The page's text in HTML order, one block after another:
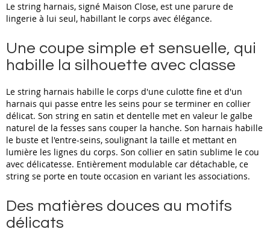
Le string harnais, signé Maison Close, est une parure de
lingerie à lui seul, habillant le corps avec élégance.
Une coupe simple et sensuelle, qui
habille la silhouette avec classe
Le string harnais habille le corps d'une culotte fine et d'un
harnais qui passe entre les seins pour se terminer en collier
délicat. Son string en satin et dentelle met en valeur le galbe
naturel de la fesses sans couper la hanche. Son harnais habille
le buste et l'entre-seins, soulignant la taille et mettant en
lumière les lignes du corps. Son collier en satin sublime le cou
avec délicatesse. Entièrement modulable car détachable, ce
string se porte en toute occasion en variant les associations.
Des matières douces au motifs
délicats